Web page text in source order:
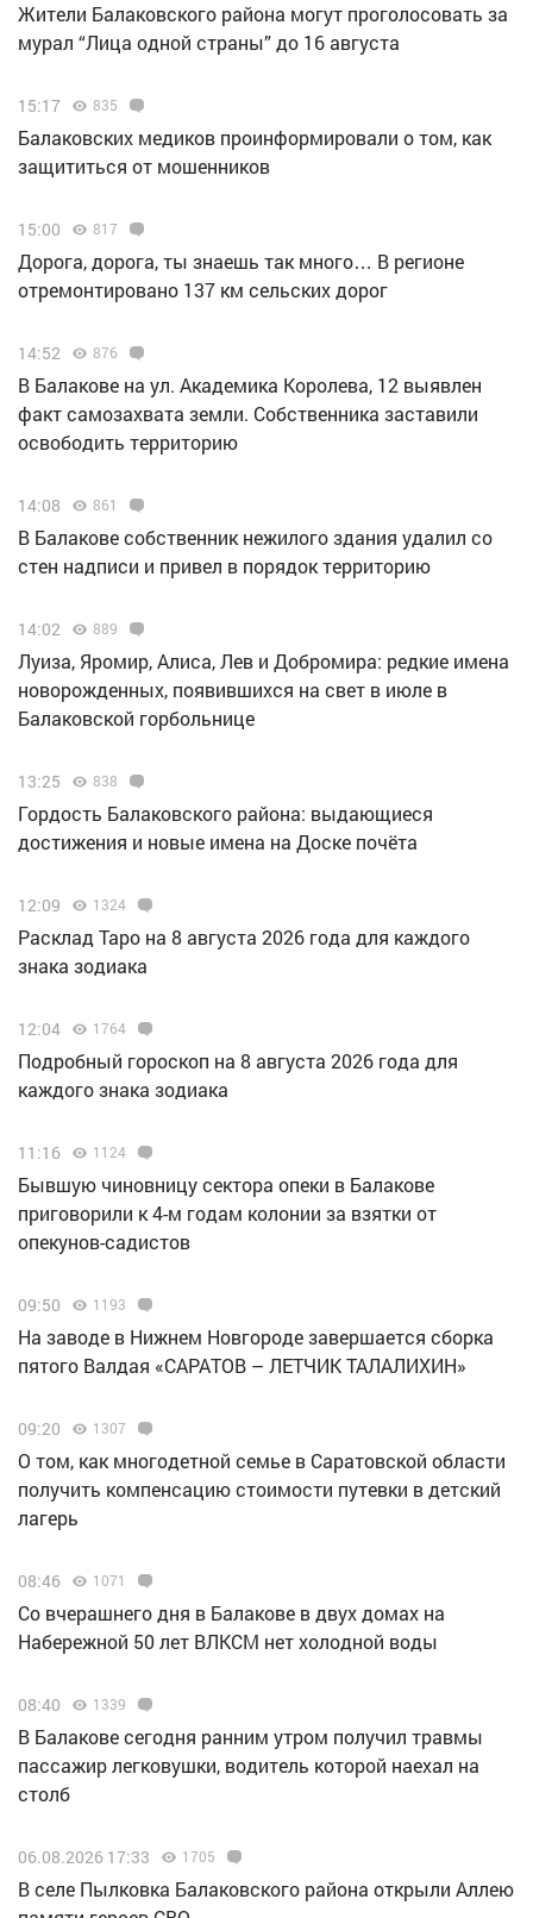
Жители Балаковского района могут проголосовать за
мурал “Лица одной страны” до 16 августа
15:17 835
Балаковских медиков проинформировали о том, как
защититься от мошенников
15:00 817
Дорога, дорога, ты знаешь так много… В регионе
отремонтировано 137 км сельских дорог
14:52 876
В Балакове на ул. Академика Королева, 12 выявлен
факт самозахвата земли. Собственника заставили
освободить территорию
14:08 861
В Балакове собственник нежилого здания удалил со
стен надписи и привел в порядок территорию
14:02 889
Луиза, Яромир, Алиса, Лев и Добромира: редкие имена
новорожденных, появившихся на свет в июле в
Балаковской горбольнице
13:25 838
Гордость Балаковского района: выдающиеся
достижения и новые имена на Доске почёта
12:09 1324
Расклад Таро на 8 августа 2026 года для каждого
знака зодиака
12:04 1764
Подробный гороскоп на 8 августа 2026 года для
каждого знака зодиака
11:16 1124
Бывшую чиновницу сектора опеки в Балакове
приговорили к 4-м годам колонии за взятки от
опекунов-садистов
09:50 1193
Н️а заводе в Нижнем Новгороде завершается сборка
пятого Валдая «САРАТОВ – ЛЕТЧИК ТАЛАЛИХИН»
09:20 1307
О том, как многодетной семье в Саратовской области
получить компенсацию стоимости путевки в детский
лагерь
08:46 1071
Со вчерашнего дня в Балакове в двух домах на
Набережной 50 лет ВЛКСМ нет холодной воды
08:40 1339
В Балакове сегодня ранним утром получил травмы
пассажир легковушки, водитель которой наехал на
столб
06.08.2026 17:33 1705
В селе Пылковка Балаковского района открыли Аллею